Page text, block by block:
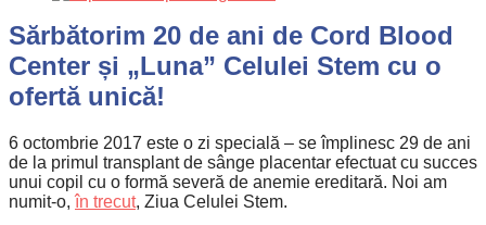
Sărbătorim 20 de ani de Cord Blood
Center și „Luna” Celulei Stem cu o
ofertă unică!
6 octombrie 2017 este o zi specială – se împlinesc 29 de ani
de la primul transplant de sânge placentar efectuat cu succes
unui copil cu o formă severă de anemie ereditară. Noi am
numit-o,în trecut, Ziua Celulei Stem.